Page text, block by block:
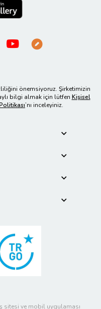
önemsiyoruz. Şirketimizin
bilgi almak için lütfen Kişisel
’nı inceleyiniz.
sitesi ve mobil uygulaması